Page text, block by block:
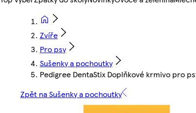
Zvíře
Pro psy
Sušenky a pochoutky
Pedigree DentaStix Doplňkové krmivo pro
Zpět na Sušenky a pochoutky